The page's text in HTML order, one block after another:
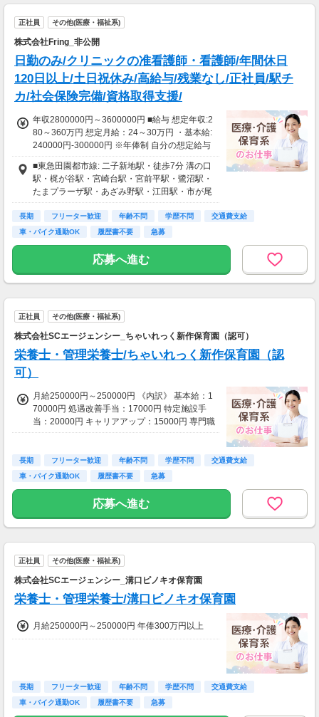
正社員 その他(医療・福祉系)
株式会社Fring_非公開
日勤のみ/クリニックの准看護師・看護師/年間休日
120日以上/土日祝休み/高給与/残業なし/正社員/駅チ
カ/社会保険完備/資格取得支援/
年収2800000円～3600000円 ■給与 想定年収:2
80～360万円 想定月給：24～30万円 ・基本給:
240000円-300000円 ※年俸制 自分の想定給与
を聞く ■賞与 ご登録後、お問い合わせください
■昇給 有り
■東急田園都市線: 二子新地駅・徒歩7分 溝の口
駅・梶が谷駅・宮崎台駅・宮前平駅・鷺沼駅・
たまプラーザ駅・あざみ野駅・江田駅・市が尾
駅 ■JR南武線: 武蔵溝ノ口駅・徒歩9分 津田山
駅・武蔵新城駅・久地駅・武蔵中原駅・宿河原
駅・登戸駅・武蔵小杉駅・向河原駅・中野島
駅・平間駅・鹿島田駅・稲田堤駅
長期 フリーター歓迎 年齢不問 学歴不問
交通費支給
車・バイク通勤OK
履歴書不要 急募
応募へ進む
正社員 その他(医療・福祉系)
株式会社SCエージェンシー_ちゃいれっく新作保育園（認可）
栄養士・管理栄養士/ちゃいれっく新作保育園（認
可）
月給250000円～250000円 《内訳》 基本給：1
70000円 処遇改善手当：17000円 特定施設手
当：20000円 キャリアアップ：15000円 専門職
手当：8500円 配属調整：5000円 ☆経験を考慮
代は含みません（残業した場合は、別途残業手
当を法定通り支給） ※ 固定勤務・時短勤務を
ん ※ 試用期間3ヶ月（同条件) 《通勤費》 1ヶ
月定期代支給 （月額上限50000円） 《賞与》
長期 フリーター歓迎 年齢不問 学歴不問
交通費支給
車・バイク通勤OK
履歴書不要 急募
応募へ進む
正社員 その他(医療・福祉系)
株式会社SCエージェンシー_溝口ピノキオ保育園
栄養士・管理栄養士/溝口ピノキオ保育園
月給250000円～250000円 年俸300万円以上
長期 フリーター歓迎 年齢不問 学歴不問
交通費支給
車・バイク通勤OK
履歴書不要 急募